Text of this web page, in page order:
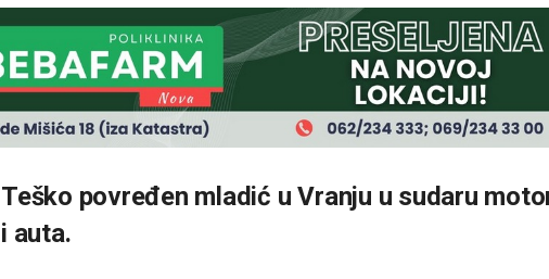
Teško povređen mladić u Vranju u sudaru
i auta.